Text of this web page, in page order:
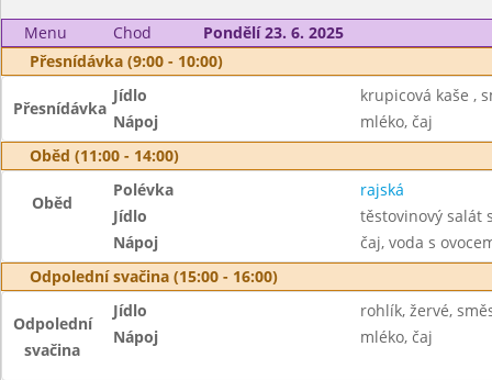
Menu Chod
Pondělí 23. 6. 2025
Přesnídávka (9:00 - 10:00)
Přesnídávka
Jídlo
krupicová kaše ,
Nápoj
mléko, čaj
Oběd (11:00 - 14:00)
Oběd
Polévka
rajská
Jídlo
těstovinový salát
Nápoj
čaj, voda s
Odpolední svačina (15:00 - 16:00)
Odpolední
svačina
Jídlo
rohlík, žervé,
Nápoj
mléko, čaj